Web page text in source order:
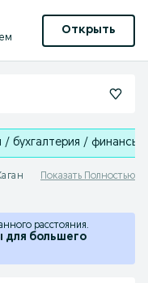
Открыть
бухгалтерия / финансы
Показать Полностью
расстояния.
для большего